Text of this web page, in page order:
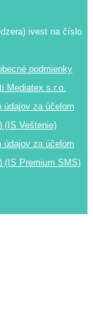
ivest na číslo
podmienky
Mediatex s.r.o.
údajov za účelom
(IS Veštenie)
údajov za účelom
(IS Premium SMS)